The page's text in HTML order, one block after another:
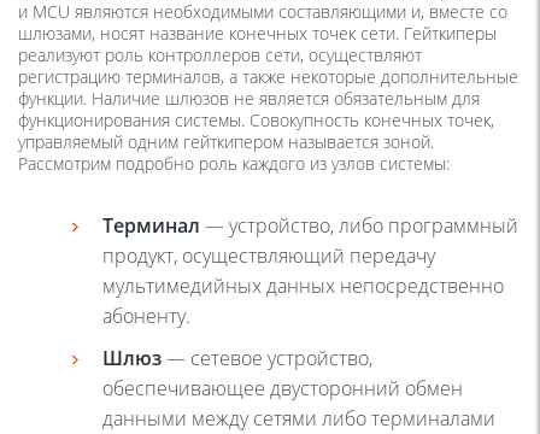
и MCU являются необходимыми составляющими и, вместе со
шлюзами, носят название конечных точек сети. Гейткиперы
реализуют роль контроллеров сети, осуществляют
регистрацию терминалов, а также некоторые дополнительные
функции. Наличие шлюзов не является обязательным для
функционирования системы. Совокупность конечных точек,
управляемый одним гейткипером называется зоной.
Рассмотрим подробно роль каждого из узлов системы:
Терминал — устройство, либо программный
продукт, осуществляющий передачу
мультимедийных данных непосредственно
абоненту.
Шлюз— сетевое устройство,
обеспечивающее двусторонний обмен
данными между сетями либо терминалами